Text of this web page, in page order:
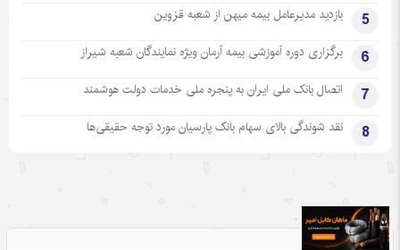
5 بازدید مدیرعامل بیمه میهن از شعبه قزوین
6 برگزاری دوره آموزشی بیمه آرمان ویژه نمایندگان شعبه شیراز
7 اتصال بانک ملی ایران به پنجره ملی خدمات دولت هوشمند
8 نقد شوندگی بالای سهام بانک پارسیان مورد توجه حقیقی‌ها
.